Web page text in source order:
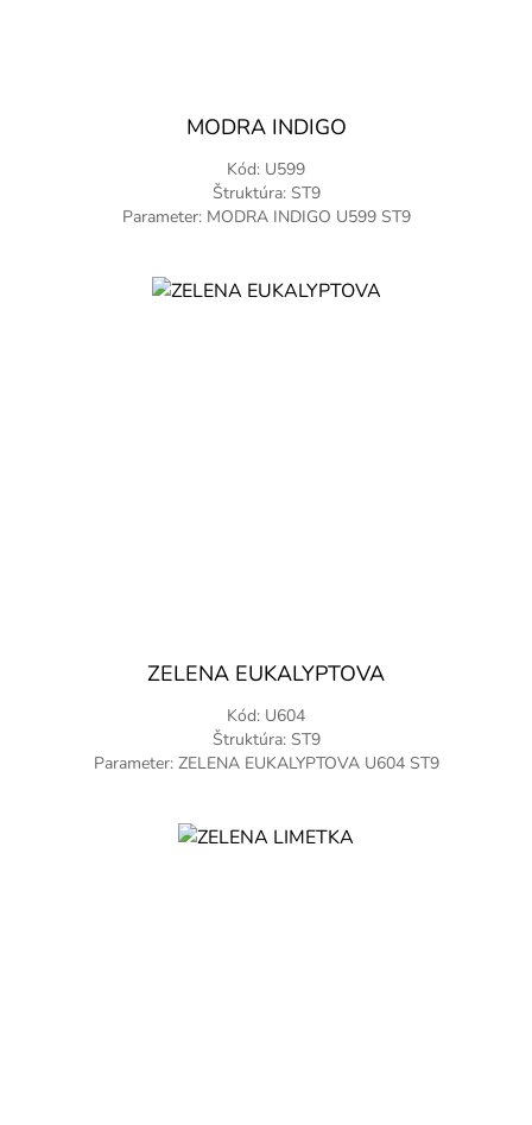
MODRA INDIGO
Kód: U599
Štruktúra: ST9
Parameter: MODRA INDIGO U599 ST9
ZELENA EUKALYPTOVA
Kód: U604
Štruktúra: ST9
Parameter: ZELENA EUKALYPTOVA U604 ST9